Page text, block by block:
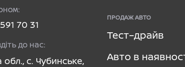
70 31
до нас:
обл., с. Чубинське,
ПРОДАЖ АВТО
Тест–драйв
Авто в